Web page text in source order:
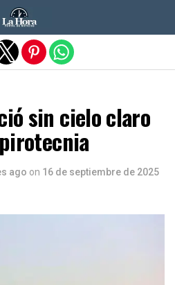
sin cielo claro
ago on 16 de septiembre de 2025
la versión móvil